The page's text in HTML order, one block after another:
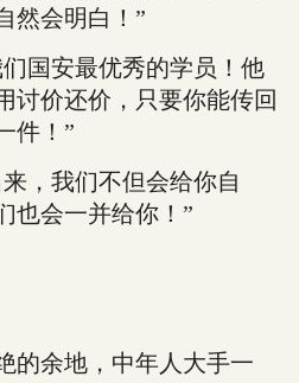
然会明白！”
国安最优秀的学员！他
讨价还价，只要你能传回
件！”
我们不但会给你自
也会一并给你！”
余地，中年人大手一